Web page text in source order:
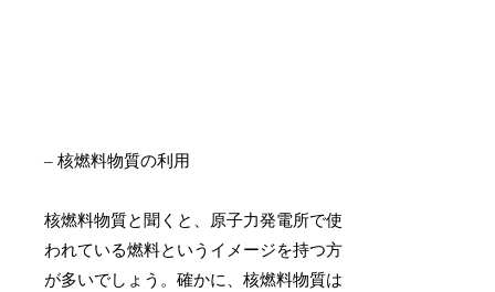
– 核燃料物質の利用
核燃料物質と聞くと、原子力発電所で使
われている燃料というイメージを持つ方
が多いでしょう。確かに、核燃料物質は